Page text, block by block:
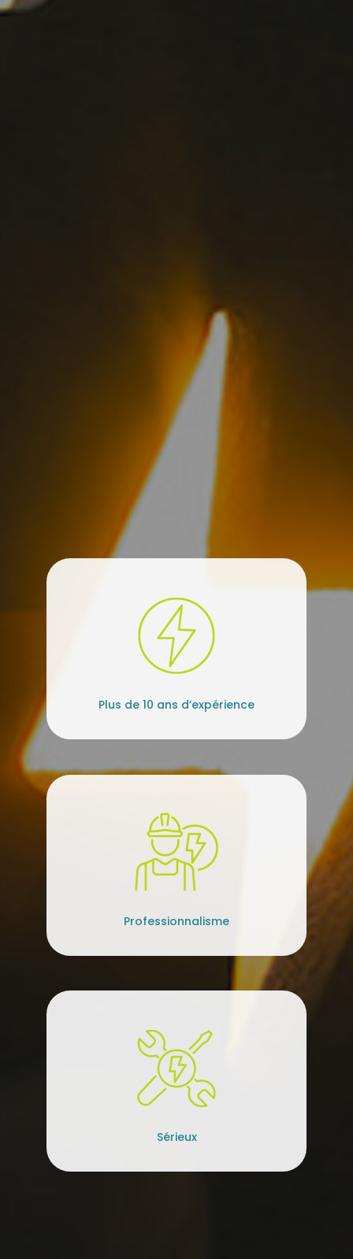
Plus de 10 ans d’expérience
Professionnalisme
Sérieux